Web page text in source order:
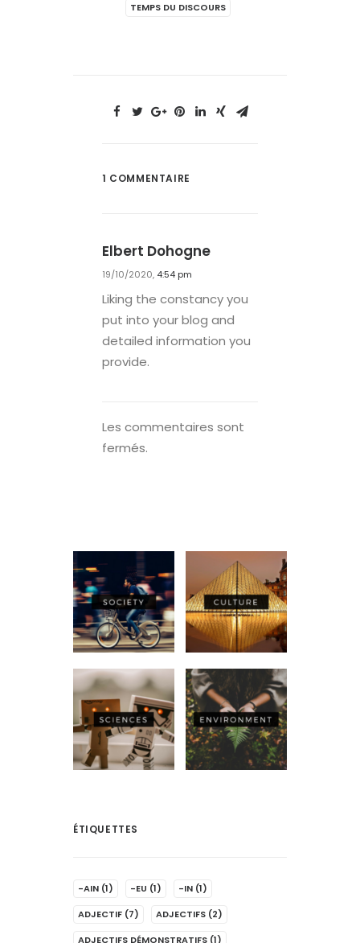
TEMPS DU DISCOURS
1 COMMENTAIRE
Elbert Dohogne
19/10/2020, 4:54 pm
Liking the constancy you
put into your blog and
detailed information you
provide.
Les commentaires sont
fermés.
ÉTIQUETTES
-AIN (1) -EU (1) -IN (1)
ADJECTIF (7) ADJECTIFS (2)
ADJECTIFS DÉMONSTRATIFS (1)